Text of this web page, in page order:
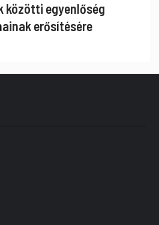
közötti egyenlőség
erősítésére